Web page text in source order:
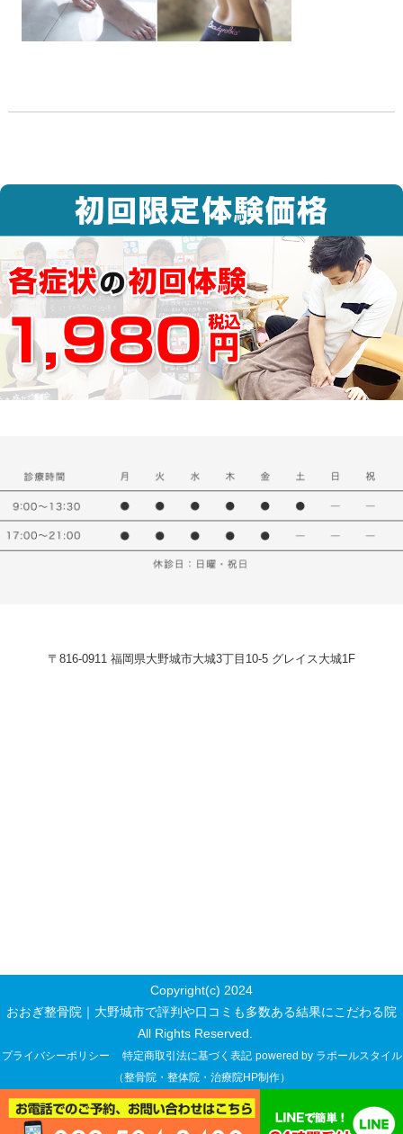
〒816-0911 福岡県大野城市大城3丁目10-5 グレイス大城1F
Copyright(c) 2024
おおぎ整骨院｜大野城市で評判や口コミも多数ある結果にこだわる院
All Rights Reserved.
プライバシーポリシー 特定商取引法に基づく表記 powered by ラポールスタイル
（整骨院・整体院・治療院HP制作）